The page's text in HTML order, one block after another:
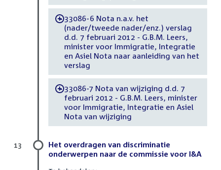
-33086-6 Nota n.a.v. het
(nader/tweede nader/enz.) verslag
d.d. 7 februari 2012 - G.B.M. Leers,
minister voor Immigratie, Integratie
en Asiel Nota naar aanleiding van het
verslag
-33086-7 Nota van wijziging d.d. 7
februari 2012 - G.B.M. Leers, minister
voor Immigratie, Integratie en Asiel
Nota van wijziging
Het overdragen van discriminatie
onderwerpen naar de commissie voor I&A
13